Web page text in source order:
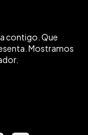
contigo. Que
Mostramos